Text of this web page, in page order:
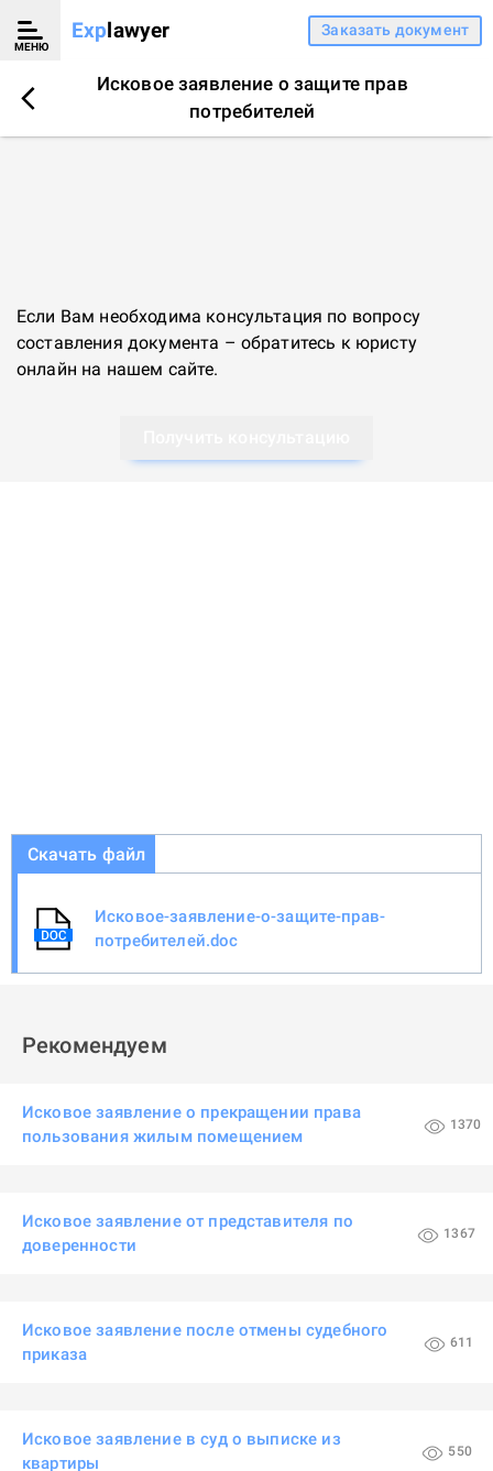
МЕНЮ
Explawyer Заказать документ
Исковое заявление о защите прав
потребителей
Если Вам необходима консультация по вопросу
составления документа – обратитесь к юристу
онлайн на нашем сайте.
Скачать файл
Исковое-заявление-о-защите-прав-
потребителей.doc
Рекомендуем
Исковое заявление о прекращении права
пользования жилым помещением
1370
Исковое заявление от представителя по
доверенности
1367
Исковое заявление после отмены судебного
приказа
611
Исковое заявление в суд о выписке из
квартиры
550